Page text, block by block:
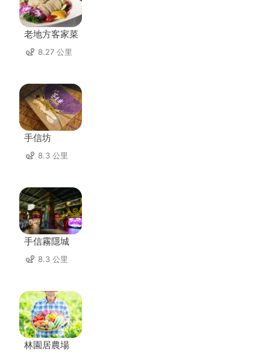
老地方客家菜
8.27 公里
手信坊
8.3 公里
手信霧隱城
8.3 公里
林園居農場